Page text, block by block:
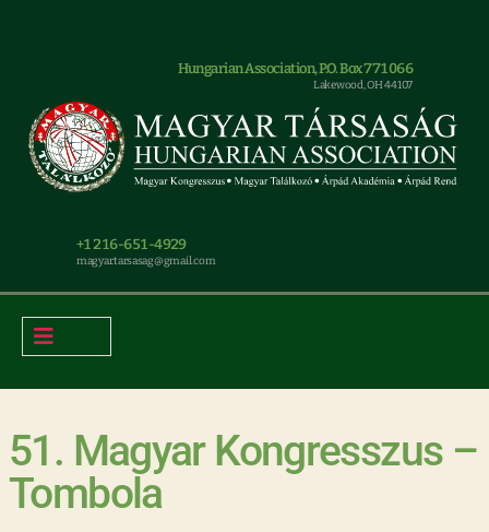
Hungarian Association, P.O. Box 771066
Lakewood, OH 44107
+1 216-651-4929
magyar.tarsasag@gmail.com
51. Magyar Kongresszus –
Tombola